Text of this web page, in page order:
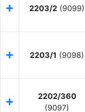
2203/2 (9099)
2203/1 (9098)
2202/360
(9097)